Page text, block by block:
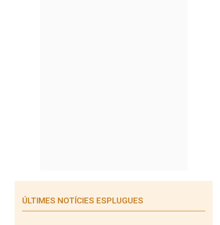
ÚLTIMES NOTÍCIES ESPLUGUES